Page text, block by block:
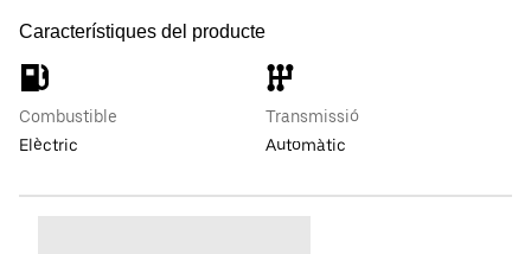
Característiques del producte
Combustible
Elèctric
Transmissió
Automàtic